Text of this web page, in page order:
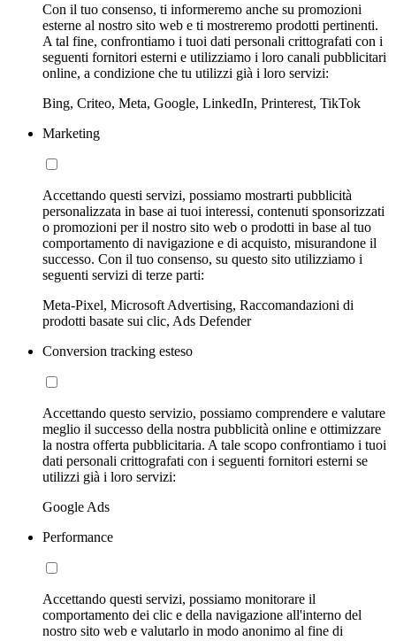
Con il tuo consenso, ti informeremo anche su promozioni
esterne al nostro sito web e ti mostreremo prodotti pertinenti.
A tal fine, confrontiamo i tuoi dati personali crittografati con i
seguenti fornitori esterni e utilizziamo i loro canali pubblicitari
online, a condizione che tu utilizzi già i loro servizi:
Bing, Criteo, Meta, Google, LinkedIn, Printerest, TikTok
Marketing
Accettando questi servizi, possiamo mostrarti pubblicità
personalizzata in base ai tuoi interessi, contenuti sponsorizzati
o promozioni per il nostro sito web o prodotti in base al tuo
comportamento di navigazione e di acquisto, misurandone il
successo. Con il tuo consenso, su questo sito utilizziamo i
seguenti servizi di terze parti:
Meta-Pixel, Microsoft Advertising, Raccomandazioni di
prodotti basate sui clic, Ads Defender
Conversion tracking esteso
Accettando questo servizio, possiamo comprendere e valutare
meglio il successo della nostra pubblicità online e ottimizzare
la nostra offerta pubblicitaria. A tale scopo confrontiamo i tuoi
dati personali crittografati con i seguenti fornitori esterni se
utilizzi già i loro servizi:
Google Ads
Performance
Accettando questi servizi, possiamo monitorare il
comportamento dei clic e della navigazione all'interno del
nostro sito web e valutarlo in modo anonimo al fine di